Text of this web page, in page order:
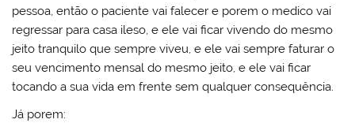
pessoa, então o paciente vai falecer e porem o medico vai
regressar para casa ileso, e ele vai ficar vivendo do mesmo
jeito tranquilo que sempre viveu, e ele vai sempre faturar o
seu vencimento mensal do mesmo jeito, e ele vai ficar
tocando a sua vida em frente sem qualquer consequência.
Já porem: